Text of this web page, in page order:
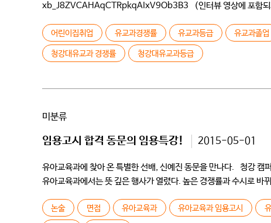
xb_J8ZVCAHAqCTRpkqAIxV9Ob3B3 (인터뷰 영상에 포함되지
어린이집취업 유교과경쟁률 유교과등급 유교과졸업
청강대유교과 경쟁률 청강대유교과등급
미분류
임용고시 합격 동문의 임용특강! 2015-05-01
유아교육과에 찾아 온 특별한 선배, 신예진 동문을 만나다. 청강 캠
유아교육과에서는 뜻 깊은 행사가 열렸다. 높은 경쟁률과 수시로
논술 면접 유아교육과 유아교육과 임용고시